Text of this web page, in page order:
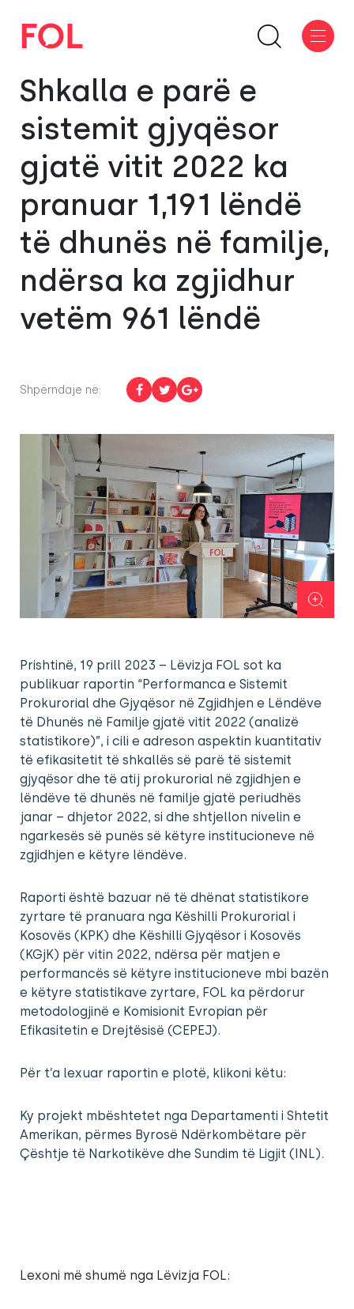
Shkalla e parë e
sistemit gjyqësor
gjatë vitit 2022 ka
pranuar 1,191 lëndë
të dhunës në familje,
ndërsa ka zgjidhur
vetëm 961 lëndë
Shpërndaje në:
Prishtinë, 19 prill 2023 – Lëvizja FOL sot ka
publikuar raportin “Performanca e Sistemit
Prokurorial dhe Gjyqësor në Zgjidhjen e Lëndëve
të Dhunës në Familje gjatë vitit 2022 (analizë
statistikore)”, i cili e adreson aspektin kuantitativ
të efikasitetit të shkallës së parë të sistemit
gjyqësor dhe të atij prokurorial në zgjidhjen e
lëndëve të dhunës në familje gjatë periudhës
janar – dhjetor 2022, si dhe shtjellon nivelin e
ngarkesës së punës së këtyre institucioneve në
zgjidhjen e këtyre lëndëve.
Raporti është bazuar në të dhënat statistikore
zyrtare të pranuara nga Këshilli Prokurorial i
Kosovës (KPK) dhe Këshilli Gjyqësor i Kosovës
(KGjK) për vitin 2022, ndërsa për matjen e
performancës së këtyre institucioneve mbi bazën
e këtyre statistikave zyrtare, FOL ka përdorur
metodologjinë e Komisionit Evropian për
Efikasitetin e Drejtësisë (CEPEJ).
Për t’a lexuar raportin e plotë, klikoni këtu:
Ky projekt mbështetet nga Departamenti i Shtetit
Amerikan, përmes Byrosë Ndërkombëtare për
Çështje të Narkotikëve dhe Sundim të Ligjit (INL).
Lexoni më shumë nga Lëvizja FOL: